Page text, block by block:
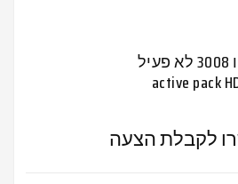
active pack
לקבלת הצעה